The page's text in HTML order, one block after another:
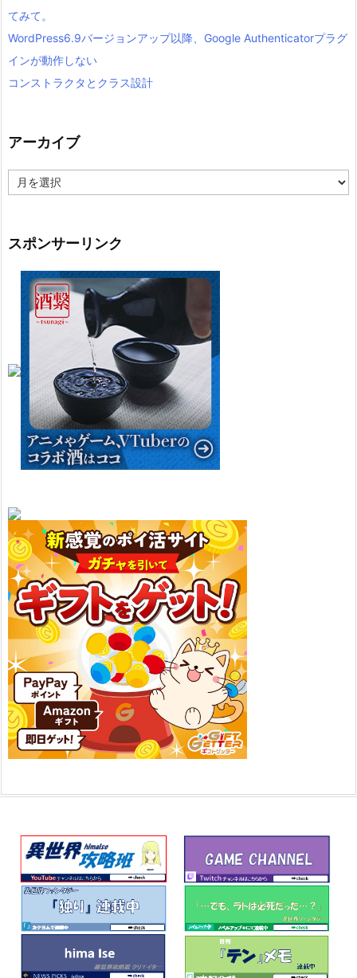
てみて。
WordPress6.9バージョンアップ以降、Google Authenticatorプラグ
インが動作しない
コンストラクタとクラス設計
アーカイブ
ー
ブ
スポンサーリンク